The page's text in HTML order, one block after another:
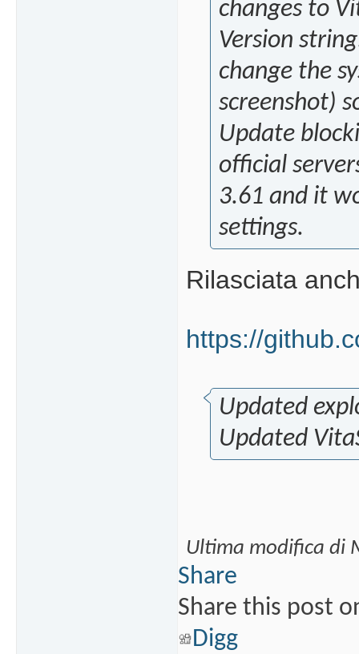
changes to
Version
change the
screenshot)
Update
official
3.61 and it
settings.
Rilasciata
https://
Updated
Updated
Ultima modifica di
Share
Share this post
Digg